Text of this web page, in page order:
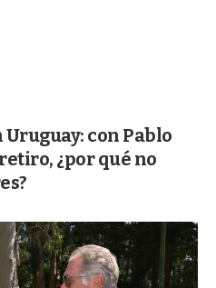
con Pablo
¿por qué no